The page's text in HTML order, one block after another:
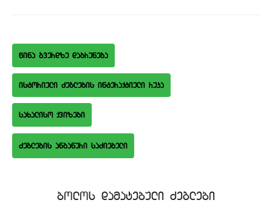
wina gverdze dabruneba
istoriuli Zeglebis interaqtiuli ruka
saxaliso qvizebi
bolos damatebuli Zeglebi